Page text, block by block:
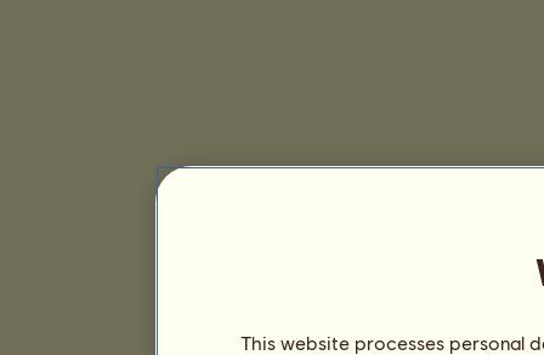
This website processes personal